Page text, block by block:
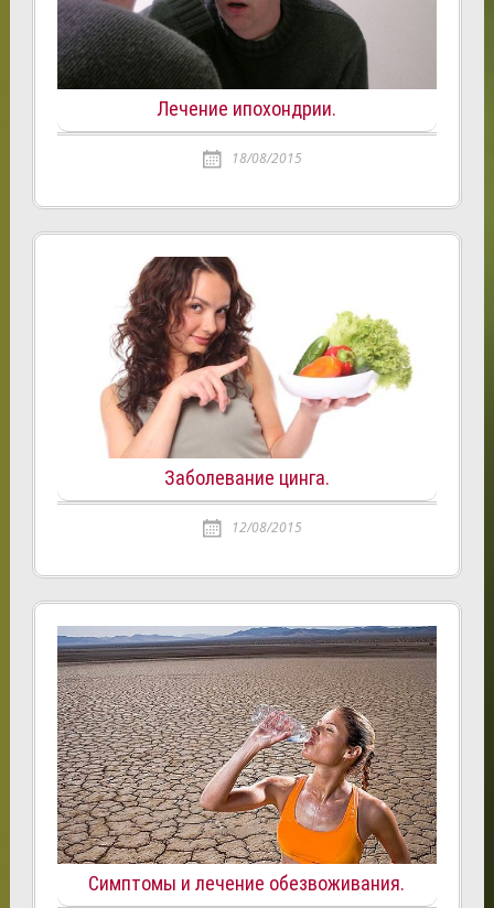
Лечение ипохондрии.
18/08/2015
Заболевание цинга.
12/08/2015
Симптомы и лечение обезвоживания.